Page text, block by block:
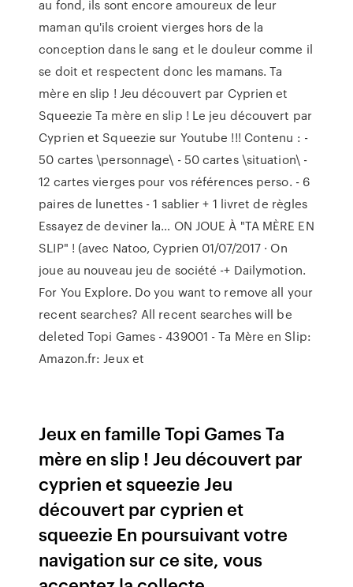
au fond, ils sont encore amoureux de leur
maman qu'ils croient vierges hors de la
conception dans le sang et le douleur comme il
se doit et respectent donc les mamans. Ta
mère en slip ! Jeu découvert par Cyprien et
Squeezie Ta mère en slip ! Le jeu découvert par
Cyprien et Squeezie sur Youtube !!! Contenu : -
50 cartes \personnage\ - 50 cartes \situation\ -
12 cartes vierges pour vos références perso. - 6
paires de lunettes - 1 sablier + 1 livret de règles
Essayez de deviner la… ON JOUE À "TA MÈRE EN
SLIP" ! (avec Natoo, Cyprien 01/07/2017 · On
joue au nouveau jeu de société -+ Dailymotion.
For You Explore. Do you want to remove all your
recent searches? All recent searches will be
deleted Topi Games - 439001 - Ta Mère en Slip:
Amazon.fr: Jeux et
Jeux en famille Topi Games Ta
mère en slip ! Jeu découvert par
cyprien et squeezie Jeu
découvert par cyprien et
squeezie En poursuivant votre
navigation sur ce site, vous